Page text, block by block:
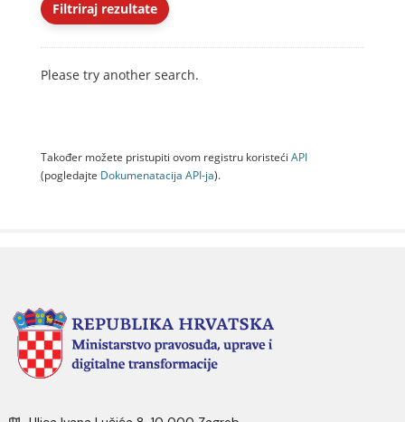
Filtriraj rezultate
Please try another search.
Također možete pristupiti ovom registru koristeći API
(pogledajte Dokumenаtаcijа API-jа).